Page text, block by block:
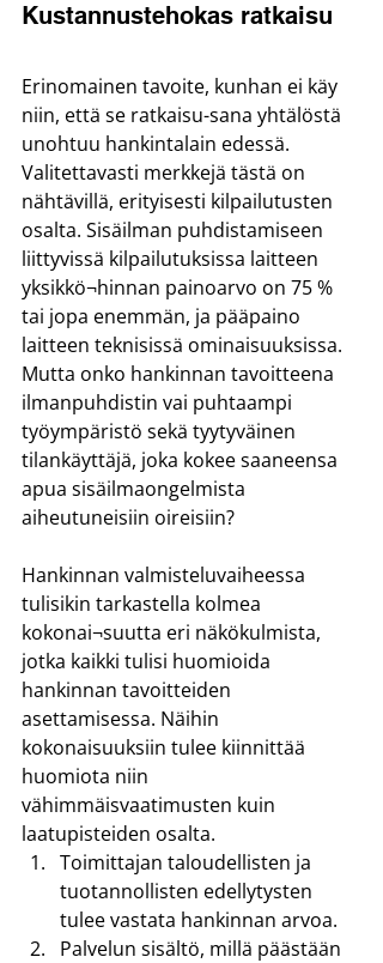
Kustannustehokas ratkaisu
Erinomainen tavoite, kunhan ei käy
niin, että se ratkaisu-sana yhtälöstä
unohtuu hankintalain edessä.
Valitettavasti merkkejä tästä on
nähtävillä, erityisesti kilpailutusten
osalta. Sisäilman puhdistamiseen
liittyvissä kilpailutuksissa laitteen
yksikkö¬hinnan painoarvo on 75 %
tai jopa enemmän, ja pääpaino
laitteen teknisissä ominaisuuksissa.
Mutta onko hankinnan tavoitteena
ilmanpuhdistin vai puhtaampi
työympäristö sekä tyytyväinen
tilankäyttäjä, joka kokee saaneensa
apua sisäilmaongelmista
aiheutuneisiin oireisiin?
Hankinnan valmisteluvaiheessa
tulisikin tarkastella kolmea
kokonai¬suutta eri näkökulmista,
jotka kaikki tulisi huomioida
hankinnan tavoitteiden
asettamisessa. Näihin
kokonaisuuksiin tulee kiinnittää
huomiota niin
vähimmäisvaatimusten kuin
laatupisteiden osalta.
Toimittajan taloudellisten ja
tuotannollisten edellytysten
tulee vastata hankinnan arvoa.
Palvelun sisältö, millä päästään